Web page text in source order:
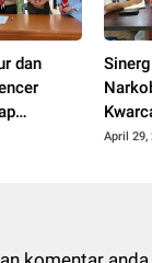
dan
Kreator
April 29,